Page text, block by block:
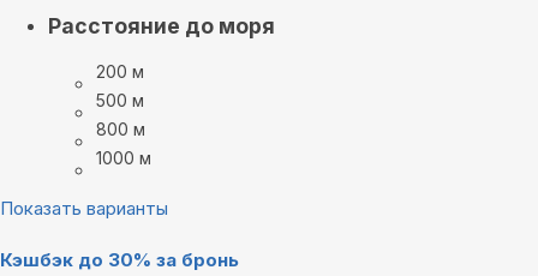
Расстояние до моря
200 м
500 м
800 м
1000 м
Показать варианты
Кэшбэк до 30% за бронь